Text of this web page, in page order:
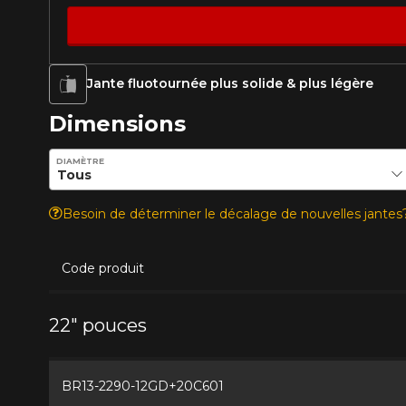
Jante fluotournée plus solide & plus légère
Dimensions
Entrez les dimensions souhaitées pour vérifier la
DIAMÈTRE
Besoin de déterminer le décalage de nouvelles
Code produit
22" pouces
BR13-2290-12GD+20C601
Que magasinez-vous?
service à la
véhicule directement avant de